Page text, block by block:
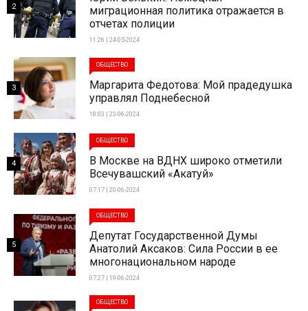
миграционная политика отражается в
отчетах полиции
11:26 | 24-05-2024
2
ОБЩЕСТВО
Маргарита Федотова: Мой прадедушка
управлял Поднебесной
18:03 | 23-06-2024
3
ОБЩЕСТВО
В Москве на ВДНХ широко отметили
Всечувашский «Акатуй»
07:17 | 20-06-2024
4
ОБЩЕСТВО
Депутат Государственной Думы
Анатолий Аксаков: Сила России в ее
многонациональном народе
07:27 | 19-06-2024
5
ОБЩЕСТВО